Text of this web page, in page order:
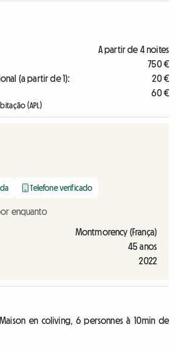
A partir de 4 noites
750 €
(a partir de 1):
20 €
60 €
(APL)
Telefone verificado
enquanto
Montmorency (França)
45 anos
2022
en coliving, 6 personnes à 10min de